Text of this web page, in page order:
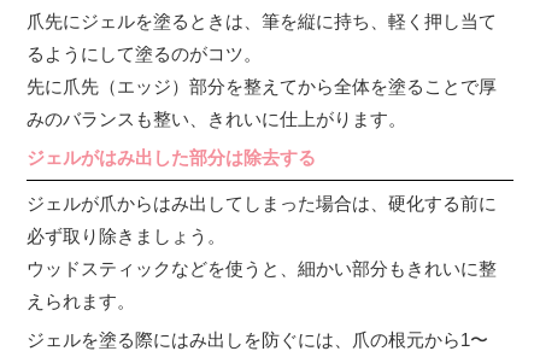
爪先にジェルを塗るときは、筆を縦に持ち、軽く押し当て
るようにして塗るのがコツ。
先に爪先（エッジ）部分を整えてから全体を塗ることで厚
みのバランスも整い、きれいに仕上がります。
ジェルがはみ出した部分は除去する
ジェルが爪からはみ出してしまった場合は、硬化する前に
必ず取り除きましょう。
ウッドスティックなどを使うと、細かい部分もきれいに整
えられます。
ジェルを塗る際にはみ出しを防ぐには、爪の根元から1〜